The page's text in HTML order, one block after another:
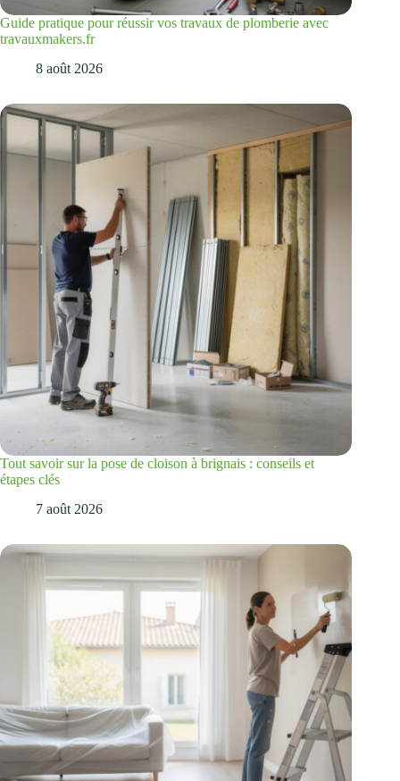
Guide pratique pour réussir vos travaux de plomberie avec
travauxmakers.fr
8 août 2026
Tout savoir sur la pose de cloison à brignais : conseils et
étapes clés
7 août 2026